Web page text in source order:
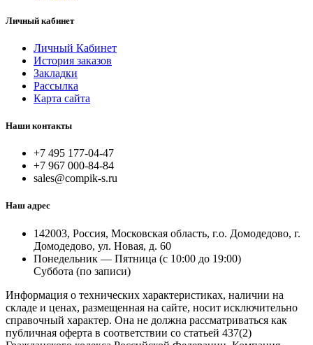
Личный кабинет
Личный Кабинет
История заказов
Закладки
Рассылка
Карта сайта
Наши контакты
+7 495 177-04-47
+7 967 000-84-84
sales@compik-s.ru
Наш адрес
142003, Россия, Московская область, г.о. Домодедово, г.
Домодедово, ул. Новая, д. 60
Понедельник — Пятница (с 10:00 до 19:00)
Суббота (по записи)
Информация о технических характеристиках, наличии на
складе и ценах, размещенная на сайте, носит исключительно
справочный характер. Она не должна рассматриваться как
публичная оферта в соответствии со статьей 437(2)